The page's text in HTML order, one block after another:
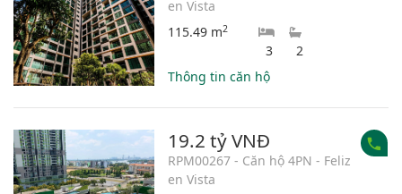
en Vista
115.49 m2
3
2
Thông tin căn hộ
19.2 tỷ VNĐ
RPM00267 - Căn hộ 4PN - Feliz
en Vista